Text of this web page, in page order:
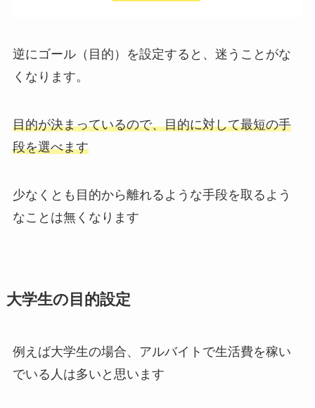
逆にゴール（目的）を設定すると、迷うことがな
くなります。
目的が決まっているので、目的に対して最短の手
段を選べます
少なくとも目的から離れるような手段を取るよう
なことは無くなります
大学生の目的設定
例えば大学生の場合、アルバイトで生活費を稼い
でいる人は多いと思います